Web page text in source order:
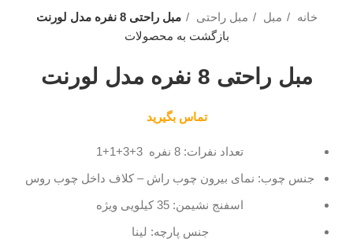
خانه مبل مبل راحتی
مبل راحتی 8 نفره مدل لورنت
بازگشت به محصولات
مبل راحتی 8 نفره مدل لورنت
تماس بگیرید
تعداد نفرات: 8 نفره 3+3+1+1
جنس چوب: نمای بیرون چوب راش – کلاف داخل چوب روس
اسفنج نشیمن: 35 کیلویی ویژه
جنس پارچه: لینا